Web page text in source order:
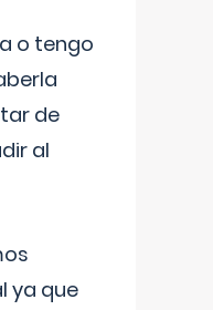
o tengo
de
al
ya que